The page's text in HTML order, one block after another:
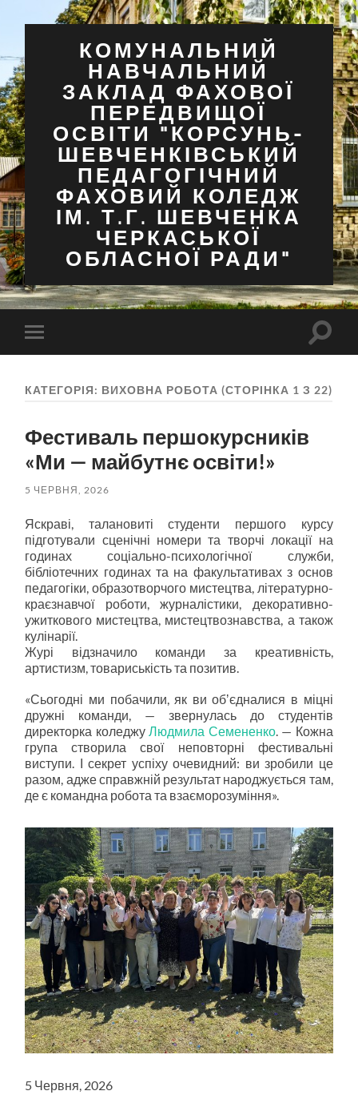
КОМУНАЛЬНИЙ
НАВЧАЛЬНИЙ
ЗАКЛАД ФАХОВОЇ
ПЕРЕДВИЩОЇ
ОСВІТИ "КОРСУНЬ-
ШЕВЧЕНКІВСЬКИЙ
ПЕДАГОГІЧНИЙ
ФАХОВИЙ КОЛЕДЖ
ІМ. Т.Г. ШЕВЧЕНКА
ЧЕРКАСЬКОЇ
ОБЛАСНОЇ РАДИ"
Перемкнути
мобільне
КАТЕГОРІЯ: ВИХОВНА РОБОТА (СТОРІНКА 1 З 22)
Фестиваль першокурсників
«Ми — майбутнє освіти!»
5 ЧЕРВНЯ, 2026
Яскраві, талановиті студенти першого курсу
підготували сценічні номери та творчі локації на
годинах соціально-психологічної служби,
бібліотечних годинах та на факультативах з основ
педагогіки, образотворчого мистецтва, літературно-
краєзнавчої роботи, журналістики, декоративно-
ужиткового мистецтва, мистецтвознавства, а також
кулінарії.
Журі відзначило команди за креативність,
артистизм, товариськість та позитив.
«Сьогодні ми побачили, як ви обʼєдналися в міцні
дружні команди, — звернулась до студентів
директорка коледжуЛюдмила Семененко. — Кожна
група створила свої неповторні фестивальні
виступи. І секрет успіху очевидний: ви зробили це
разом, адже справжній результат народжується там,
де є командна робота та взаєморозуміння».
5 Червня, 2026